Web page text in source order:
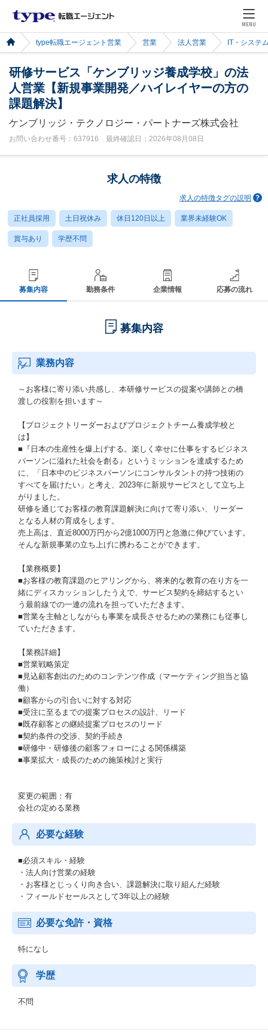
MENU
type転職エージェント営業 営業 法人営業 IT・システ
研修サービス「ケンブリッジ養成学校」の法
人営業【新規事業開発／ハイレイヤーの方の
課題解決】
ケンブリッジ・テクノロジー・パートナーズ株式会社
お問い合わせ番号：637916 最終確認日：2026年08月08日
求人の特徴
求人の特徴タグの説明
正社員採用 土日祝休み 休日120日以上 業界未経験OK
賞与あり 学歴不問
募集内容 勤務条件 企業情報 応募の流れ
募集内容
業務内容
～お客様に寄り添い共感し、本研修サービスの提案や講師との橋
渡しの役割を担います～
【プロジェクトリーダーおよびプロジェクトチーム養成学校と
は】
■『日本の生産性を爆上げする。楽しく幸せに仕事をするビジネス
パーソンに溢れた社会を創る』というミッションを達成するため
に、「日本中のビジネスパーソンにコンサルタントの持つ技術の
すべてを届けたい」と考え、2023年に新規サービスとして立ち上
がりました。
研修を通じてお客様の教育課題解決に向けて寄り添い、リーダー
となる人材の育成をします。
売上高は、直近8000万円から2億1000万円と急激に伸びています。
そんな新規事業の立ち上げに携わることができます。
【業務概要】
■お客様の教育課題のヒアリングから、将来的な教育の在り方を一
緒にディスカッションしたうえで、サービス契約を締結するとい
う最前線での一連の流れを担っていただきます。
■営業を主軸としながらも事業を成長させるための業務にも従事し
ていただきます。
【業務詳細】
■営業戦略策定
■見込顧客創出のためのコンテンツ作成（マーケティング担当と協
働）
■顧客からの引合いに対する対応
■受注に至るまでの提案プロセスの設計、リード
■既存顧客との継続提案プロセスのリード
■契約条件の交渉、契約手続き
■研修中・研修後の顧客フォローによる関係構築
■事業拡大・成長のための施策検討と実行
変更の範囲：有
会社の定める業務
必要な経験
■必須スキル・経験
・法人向け営業の経験
・お客様とじっくり向き合い、課題解決に取り組んだ経験
・フィールドセールスとして3年以上の経験
必要な免許・資格
特になし
学歴
不問